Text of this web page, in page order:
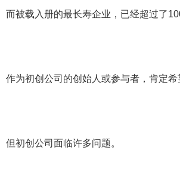
而被载入册的最长寿企业，已经超过了
作为初创公司的创始人或参与者，肯定希
但初创公司面临许多问题。